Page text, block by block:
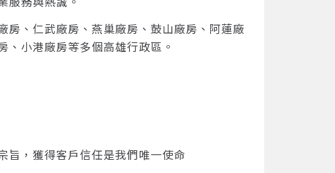
房、仁武廠房、燕巢廠房、鼓山廠房、阿蓮廠
、小港廠房等多個高雄行政區。
旨，獲得客戶信任是我們唯一使命